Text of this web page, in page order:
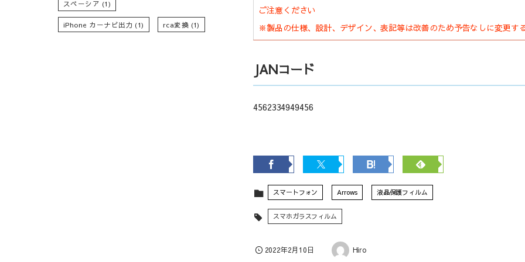
ご注意ください
※製品の仕様、設計、デザイン、表記等は改善のため予告なしに変更す
JANコード
4562334949456
スマートフォン Arrows 液晶保護フィルム
スマホガラスフィルム
2022年2月10日 Hiro
スペーシア (1)
iPhone カーナビ出力 (1) rca変換 (1)